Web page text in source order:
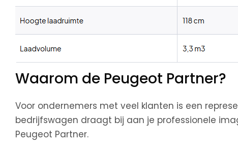
Waarom de Peugeot Partner?
Voor ondernemers met veel klanten is een
bedrijfswagen draagt bij aan je professionele
Peugeot Partner.